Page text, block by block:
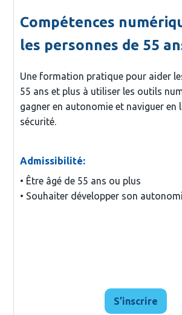
Compétences
les personnes de 55
Une formation pratique pour aider
55 ans et plus à utiliser les outils
gagner en autonomie et naviguer en
sécurité.
Admissibilité:
• Être âgé de 55 ans ou plus
S’inscrire